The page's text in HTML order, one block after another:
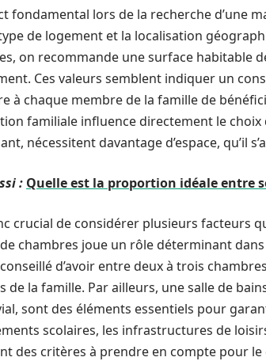
fondamental lors de la recherche d’une
de logement et la localisation
on recommande une surface habitable
Ces valeurs semblent indiquer un
à chaque membre de la famille de
familiale influence directement le choix
nécessitent davantage d’espace, qu’il
: Quelle est la proportion idéale entre
crucial de considérer plusieurs facteurs
chambres joue un rôle déterminant
d’avoir entre deux à trois
de la famille. Par ailleurs, une salle de
sont des éléments essentiels pour
scolaires, les infrastructures de
des critères à prendre en compte pour le